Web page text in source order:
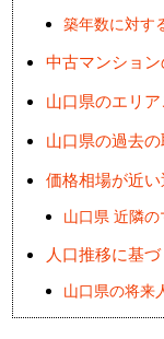
築年数に対す
中古マンショ
山口県のエリ
山口県の過去
価格相場が近
山口県 近隣
人口推移に基
山口県の将来